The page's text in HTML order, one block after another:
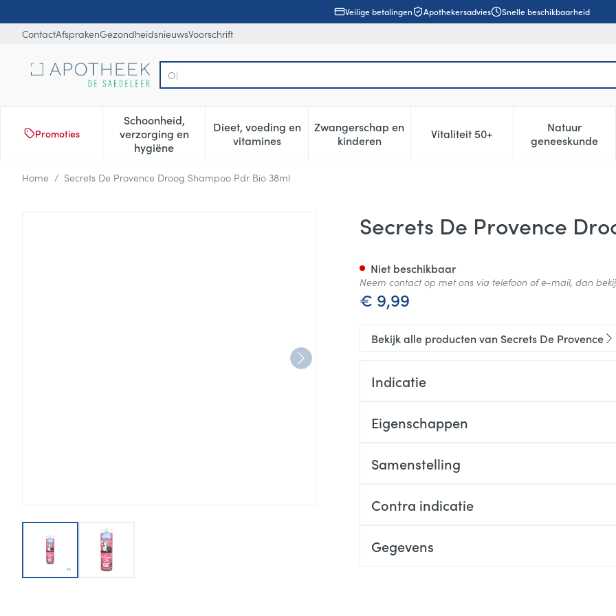
Veilige betalingen Apothekersadvies Snelle beschikbaarheid
ContactAfsprakenGezondheidsnieuwsVoorschrift
Product, merk, categorie...
Op
Promoties
Schoonheid,
verzorging en
hygiëne
Toon submenu voor Schoonheid, verzorging en hygiëne categorie
Dieet, voeding en
vitaminesToon submenu voor Dieet, voeding en vitamines categorie
Zwangerschap en
kinderenToon submenu voor Zwangerschap en kinderen
Vitaliteit 50+Toon submenu voor Vitaliteit
Natuur
geneeskunde
Toon
Home / Secrets De Provence Droog Shampoo Pdr Bio 38ml
View larger imageView larger image
Secrets De Provence Droog Shampoo Pdr Bio 38ml
Secrets De Provence
€ 9,99
Niet beschikbaar
Neem contact op met ons via telefoon of e-mail, dan
Bekijk alle producten van Secrets De Provence
Indicatie
Eigenschappen
Geen bewaarmiddelen
23% van de ingrediënten is afkomstig uit
Samenstelling
Contra indicatie
Gegevens